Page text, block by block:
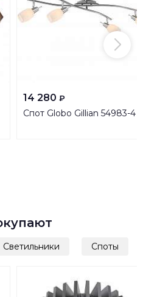
14 280 ₽
Спот Globo Gillian 54983-4
Светильники Споты